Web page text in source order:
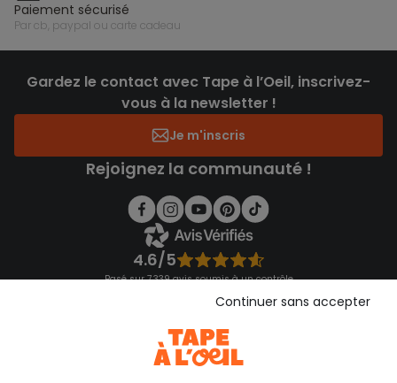
paiement sécurisé
par cb, paypal ou carte cadeau
Gardez le contact avec Tape à l’Oeil, inscrivez-
vous à la newsletter !
Je m'inscris
Rejoignez la communauté !
4.6/5
Basé sur 7 339 avis soumis à un contrôle
Consulter les CGUContinuer sans accepter